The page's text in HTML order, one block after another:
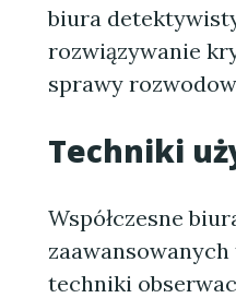
biura
rozwiązywanie
sprawy
Techniki
Współczesne
techniki